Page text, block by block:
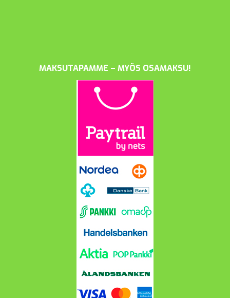
MAKSUTAPAMME – MYÖS OSAMAKSU!